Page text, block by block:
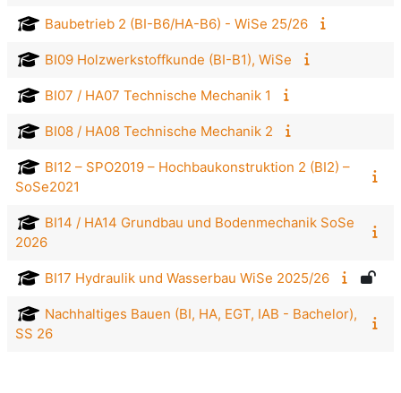
Baubetrieb 2 (BI-B6/HA-B6) - WiSe 25/26
BI09 Holzwerkstoffkunde (BI-B1), WiSe
BI07 / HA07 Technische Mechanik 1
BI08 / HA08 Technische Mechanik 2
BI12 – SPO2019 – Hochbaukonstruktion 2 (BI2) –
SoSe2021
BI14 / HA14 Grundbau und Bodenmechanik SoSe
2026
BI17 Hydraulik und Wasserbau WiSe 2025/26
Nachhaltiges Bauen (BI, HA, EGT, IAB - Bachelor),
SS 26